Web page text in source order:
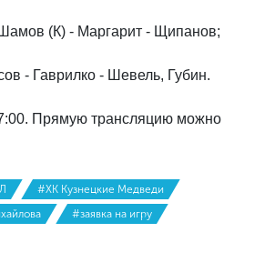
(К) - Маргарит - Щипанов;
- Гаврилко - Шевель, Губин.
Прямую трансляцию можно
#ХК Кузнецкие Медведи
#заявка на игру